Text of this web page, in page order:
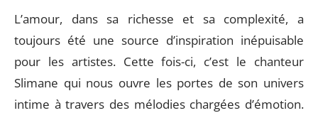
L’amour, dans sa richesse et sa complexité, a
toujours été une source d’inspiration inépuisable
pour les artistes. Cette fois-ci, c’est le chanteur
Slimane qui nous ouvre les portes de son univers
intime à travers des mélodies chargées d’émotion.